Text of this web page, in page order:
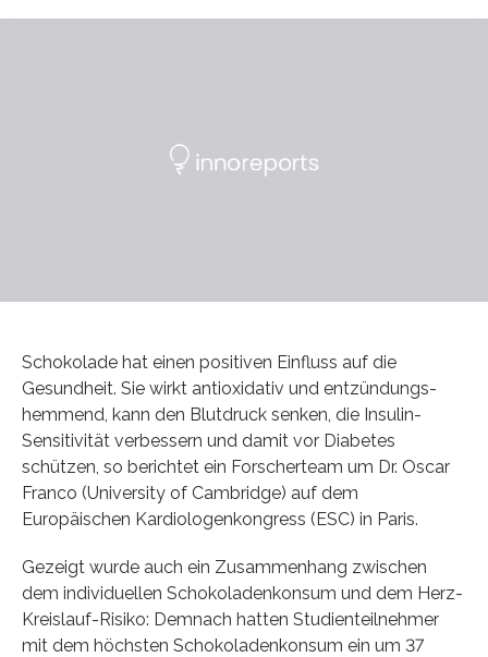
Schokolade hat einen positiven Einfluss auf die
Gesundheit. Sie wirkt antioxidativ und entzündungs-
hemmend, kann den Blutdruck senken, die Insulin-
Sensitivität verbessern und damit vor Diabetes
schützen, so berichtet ein Forscherteam um Dr. Oscar
Franco (University of Cambridge) auf dem
Europäischen Kardiologenkongress (ESC) in Paris.
Gezeigt wurde auch ein Zusammenhang zwischen
dem individuellen Schokoladenkonsum und dem Herz-
Kreislauf-Risiko: Demnach hatten Studienteilnehmer
mit dem höchsten Schokoladenkonsum ein um 37